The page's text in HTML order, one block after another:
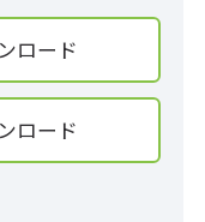
ロード
ロード